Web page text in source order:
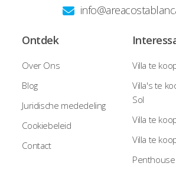
Ontdek
Over Ons
Blog
Juridische mededeling
Cookiebeleid
Contact
Villa te
Villa's te
Sol
Villa te
Villa te